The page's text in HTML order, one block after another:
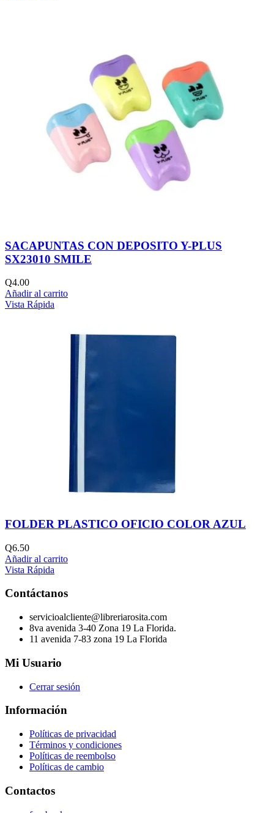
SACAPUNTAS CON DEPOSITO Y-PLUS
SX23010 SMILE
Q4.00
Añadir al carrito
Vista Rápida
FOLDER PLASTICO OFICIO COLOR AZUL
Q6.50
Añadir al carrito
Vista Rápida
Contáctanos
servicioalcliente@libreriarosita.com
8va avenida 3-40 Zona 19 La Florida.
11 avenida 7-83 zona 19 La Florida
Mi Usuario
Cerrar sesión
Información
Políticas de privacidad
Términos y condiciones
Políticas de reembolso
Políticas de cambio
Contactos